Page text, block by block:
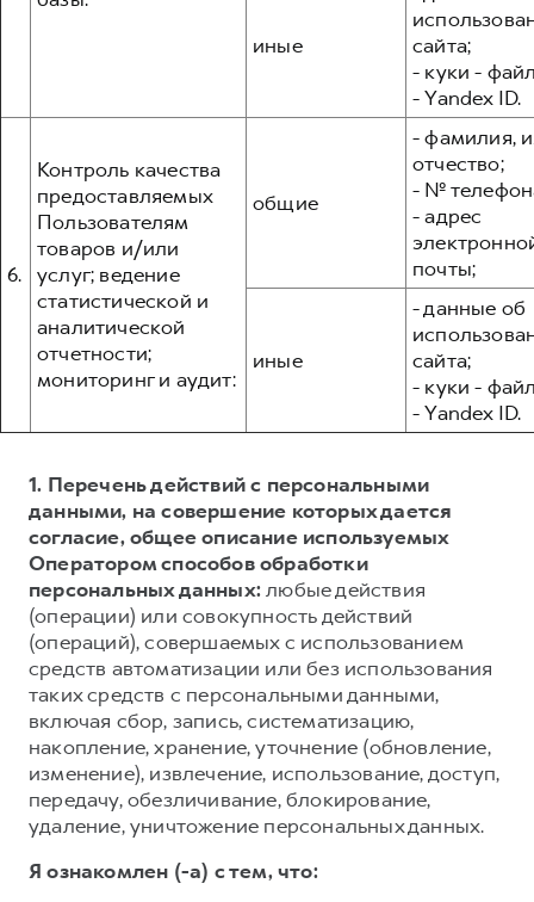
иные
сайта;
- куки -
- Yandex ID.
6.
Контроль качества
предоставляемых
Пользователям
товаров и/или
услуг; ведение
статистической и
аналитической
отчетности;
мониторинг и аудит:
общие
- фамилия,
отчество;
- №
- адрес
почты;
иные
- данные об
сайта;
- куки -
- Yandex ID.
1. Перечень действий с персональными
данными, на совершение которых дается
согласие, общее описание используемых
Оператором способов обработки
персональных данных:любые действия
(операции) или совокупность действий
(операций), совершаемых с использованием
средств автоматизации или без использования
таких средств с персональными данными,
включая сбор, запись, систематизацию,
накопление, хранение, уточнение (обновление,
изменение), извлечение, использование, доступ,
передачу, обезличивание, блокирование,
удаление, уничтожение персональных данных.
Я ознакомлен (-а) с тем, что: